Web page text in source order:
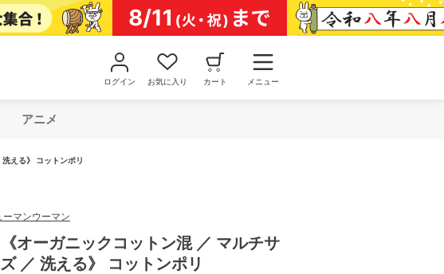
ログイン お気に入り カート メニュー
アニメ
える》 コットンポリ
ーマンウーマン
オーガニックコットン混 ／ マルチサ
／ 洗える》 コットンポリ